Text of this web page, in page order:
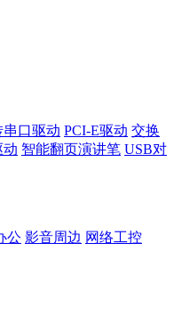
串口驱动 PCI-E驱动 交换
动 智能翻页演讲笔 USB对
公 影音周边 网络工控